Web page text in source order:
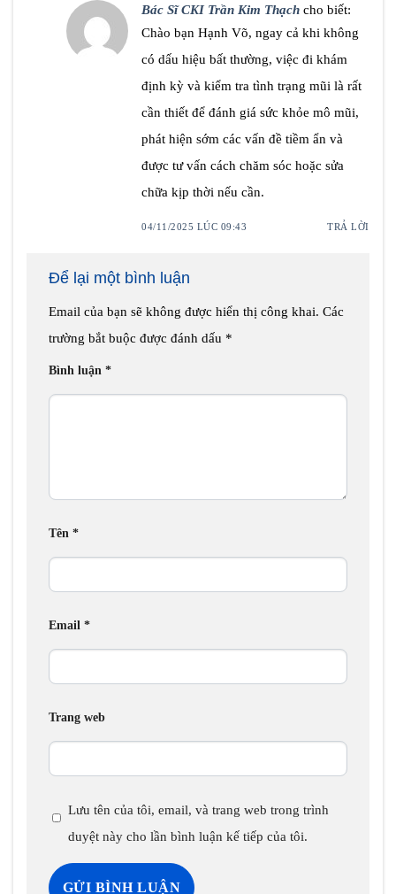
Bác Sĩ CKI Trần Kim Thạch cho biết:
Chào bạn Hạnh Võ, ngay cả khi không
có dấu hiệu bất thường, việc đi khám
định kỳ và kiểm tra tình trạng mũi là rất
cần thiết để đánh giá sức khỏe mô mũi,
phát hiện sớm các vấn đề tiềm ẩn và
được tư vấn cách chăm sóc hoặc sửa
chữa kịp thời nếu cần.
04/11/2025 LÚC 09:43 TRẢ LỜI
Để lại một bình luận
Email của bạn sẽ không được hiển thị công khai. Các
trường bắt buộc được đánh dấu *
Bình luận *
Tên *
Email *
Trang web
Lưu tên của tôi, email, và trang web trong trình
duyệt này cho lần bình luận kế tiếp của tôi.